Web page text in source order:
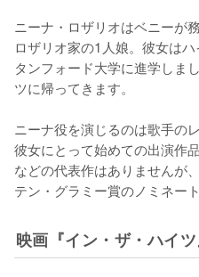
ニーナ・ロザリオはベニーが
ロザリオ家の1人娘。彼女は
タンフォード大学に進学しま
ツに帰ってきます。
ニーナ役を演じるのは歌手の
彼女にとって始めての出演作
などの代表作はありませんが
テン・グラミー賞のノミネー
映画『イン・ザ・ハイ